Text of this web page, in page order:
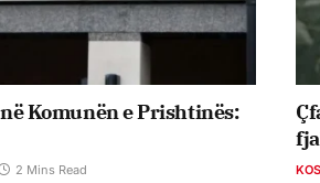
Komunën e Prishtinës:
2 Mins Read